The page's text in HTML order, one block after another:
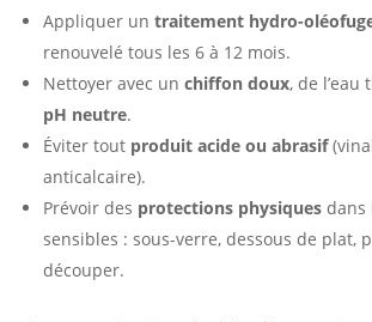
Appliquer untraitement hydro-
renouvelé tous les 6 à 12 mois.
Nettoyer avec unchiffon doux, de
pH neutre.
Éviter tout produit acide ou abrasif
anticalcaire).
Prévoir des protections physiques dans
sensibles : sous-verre, dessous de plat,
découper.